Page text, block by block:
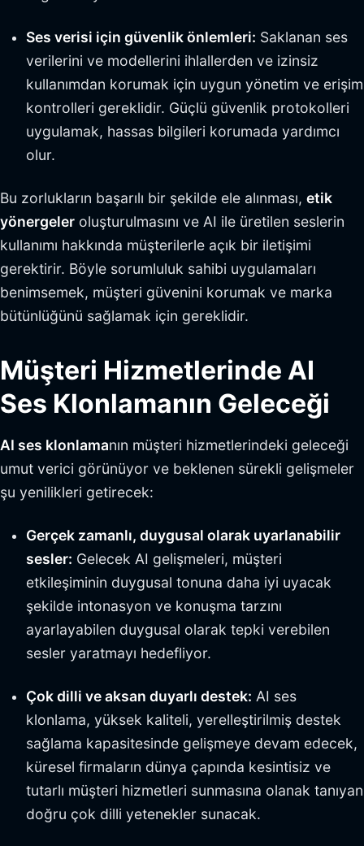
Ses verisi için güvenlik önlemleri: Saklanan ses
verilerini ve modellerini ihlallerden ve izinsiz
kullanımdan korumak için uygun yönetim ve erişim
kontrolleri gereklidir. Güçlü güvenlik protokolleri
uygulamak, hassas bilgileri korumada yardımcı
olur.
Bu zorlukların başarılı bir şekilde ele alınması, etik
yönergeler oluşturulmasını ve AI ile üretilen seslerin
kullanımı hakkında müşterilerle açık bir iletişimi
gerektirir. Böyle sorumluluk sahibi uygulamaları
benimsemek, müşteri güvenini korumak ve marka
bütünlüğünü sağlamak için gereklidir.
Müşteri Hizmetlerinde AI
Ses Klonlamanın Geleceği
AI ses klonlamanın müşteri hizmetlerindeki geleceği
umut verici görünüyor ve beklenen sürekli gelişmeler
şu yenilikleri getirecek:
Gerçek zamanlı, duygusal olarak uyarlanabilir
sesler: Gelecek AI gelişmeleri, müşteri
etkileşiminin duygusal tonuna daha iyi uyacak
şekilde intonasyon ve konuşma tarzını
ayarlayabilen duygusal olarak tepki verebilen
sesler yaratmayı hedefliyor.
Çok dilli ve aksan duyarlı destek: AI ses
klonlama, yüksek kaliteli, yerelleştirilmiş destek
sağlama kapasitesinde gelişmeye devam edecek,
küresel firmaların dünya çapında kesintisiz ve
tutarlı müşteri hizmetleri sunmasına olanak tanıyan
doğru çok dilli yetenekler sunacak.